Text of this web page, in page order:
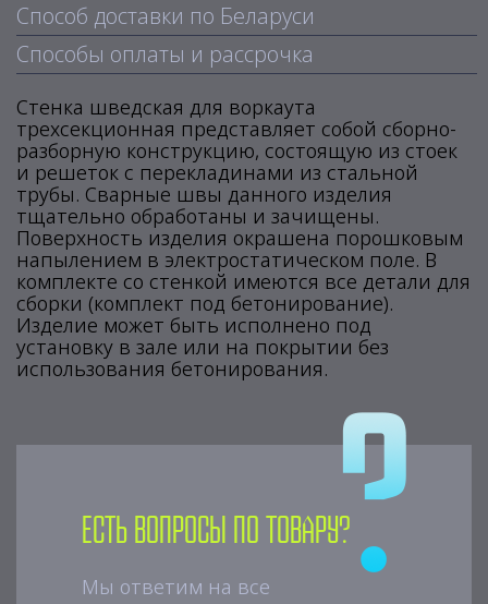
Способ доставки по Беларуси
Способы оплаты и рассрочка
Стенка шведская для воркаута
трехсекционная представляет собой сборно-
разборную конструкцию, состоящую из стоек
и решеток с перекладинами из стальной
трубы. Сварные швы данного изделия
тщательно обработаны и зачищены.
Поверхность изделия окрашена порошковым
напылением в электростатическом поле. В
комплекте со стенкой имеются все детали для
сборки (комплект под бетонирование).
Изделие может быть исполнено под
установку в зале или на покрытии без
использования бетонирования.
Есть вопросы по товару?
Мы ответим на все